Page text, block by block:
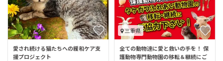
愛され続ける猫たちへの緩和ケア支
援プロジェクト
三重県
全ての動物達に愛と救いの手を！ 保
護動物専門動物園の移転＆継続にご